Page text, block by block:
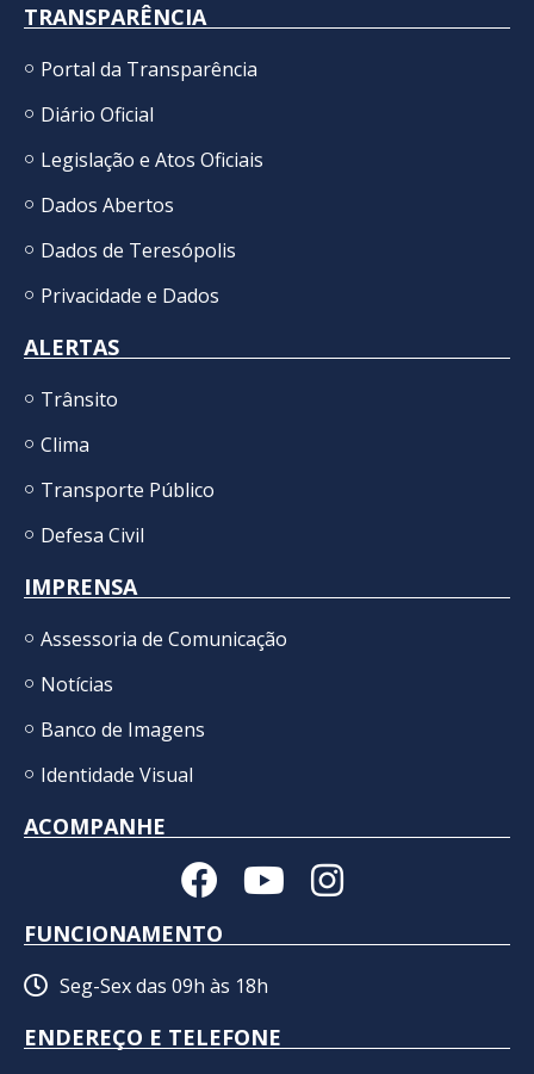
TRANSPARÊNCIA
Portal da Transparência
Diário Oficial
Legislação e Atos Oficiais
Dados Abertos
Dados de Teresópolis
Privacidade e Dados
ALERTAS
Trânsito
Clima
Transporte Público
Defesa Civil
IMPRENSA
Assessoria de Comunicação
Notícias
Banco de Imagens
Identidade Visual
ACOMPANHE
FUNCIONAMENTO
Seg-Sex das 09h às 18h
ENDEREÇO E TELEFONE